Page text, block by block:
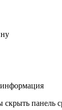
панель